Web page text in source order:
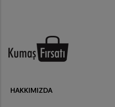
HAKKIMIZDA